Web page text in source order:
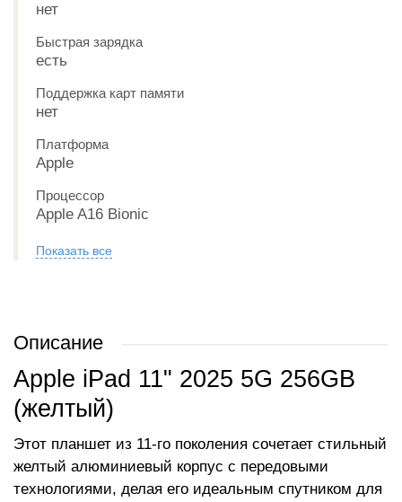
нет
Быстрая зарядка
есть
Поддержка карт памяти
нет
Платформа
Apple
Процессор
Apple A16 Bionic
Показать все
Описание
Apple iPad 11" 2025 5G 256GB
(желтый)
Этот планшет из 11-го поколения сочетает стильный
желтый алюминиевый корпус с передовыми
технологиями, делая его идеальным спутником для